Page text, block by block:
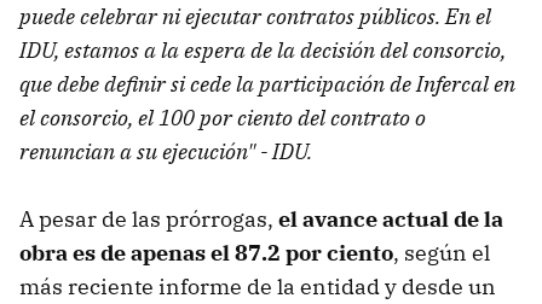
puede celebrar ni ejecutar contratos públicos. En el
IDU, estamos a la espera de la decisión del consorcio,
que debe definir si cede la participación de Infercal en
el consorcio, el 100 por ciento del contrato o
renuncian a su ejecución" - IDU.
A pesar de las prórrogas, el avance actual de la
obra es de apenas el 87.2 por ciento, según el
más reciente informe de la entidad y desde un